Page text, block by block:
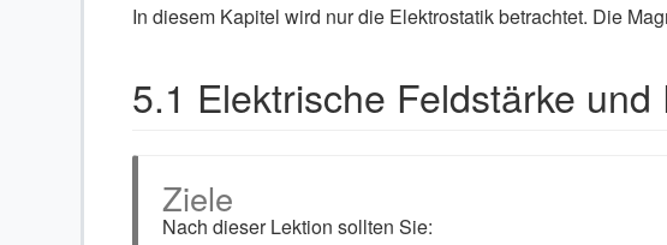
In diesem Kapitel wird nur die Elektrostatik betrachtet. Die
5.1 Elektrische Feldstärke und
Ziele
Nach dieser Lektion sollten Sie: